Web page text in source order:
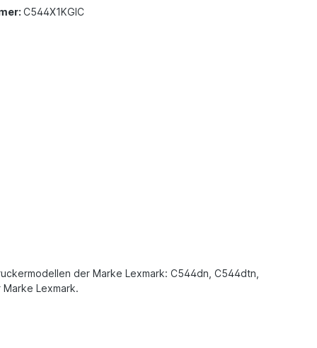
C544X1KGIC
der Marke Lexmark: C544dn, C544dtn,
Lexmark.